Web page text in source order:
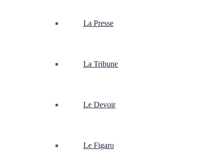
La Presse
La Tribune
Le Devoir
Le Figaro